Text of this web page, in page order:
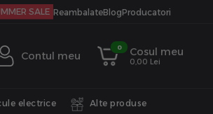
SALE ReambalateBlogProducatori
Contul meu
0 Cosul meu
0,00 Lei
electrice Alte produse